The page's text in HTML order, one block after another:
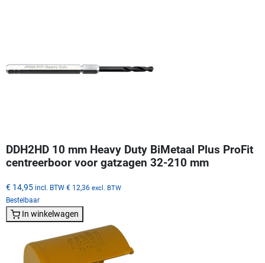
DDH2HD 10 mm Heavy Duty BiMetaal Plus ProFit
centreerboor voor gatzagen 32-210 mm
€ 14,95 incl. BTW € 12,36 excl. BTW
Bestelbaar
In winkelwagen